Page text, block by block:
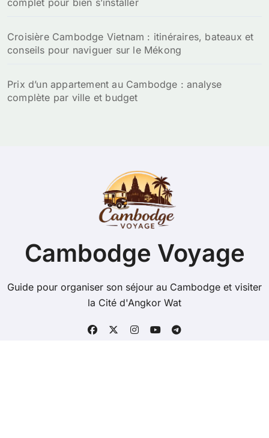
complet pour bien s’installer
Croisière Cambodge Vietnam : itinéraires, bateaux et
conseils pour naviguer sur le Mékong
Prix d’un appartement au Cambodge : analyse
complète par ville et budget
Cambodge Voyage
Guide pour organiser son séjour au Cambodge et visiter
la Cité d'Angkor Wat